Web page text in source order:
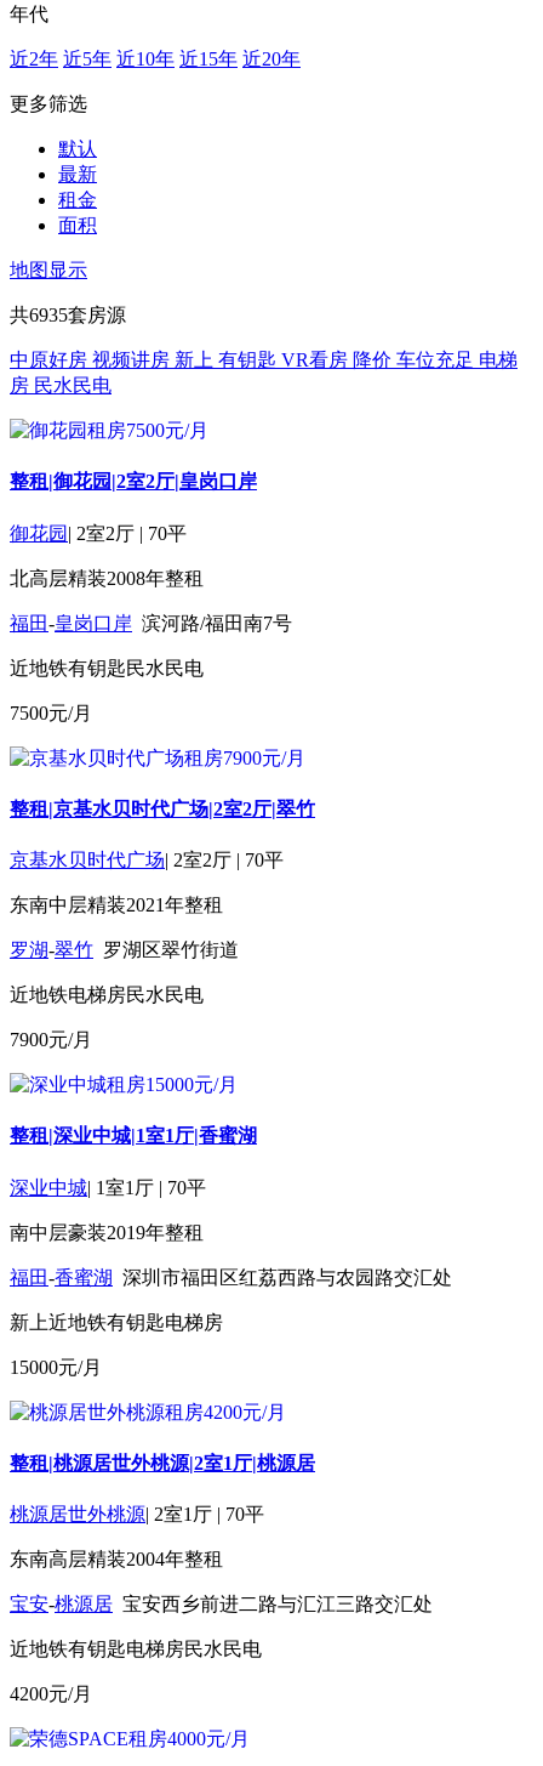
年代
近2年 近5年 近10年 近15年 近20年
更多筛选
默认
最新
租金
面积
地图显示
共6935套房源
中原好房 视频讲房 新上 有钥匙 VR看房 降价 车位充足 电梯
房 民水民电
整租|御花园|2室2厅|皇岗口岸
御花园 | 2室2厅 | 70平
北高层精装2008年整租
福田-皇岗口岸 滨河路/福田南7号
近地铁有钥匙民水民电
7500元/月
整租|京基水贝时代广场|2室2厅|翠竹
京基水贝时代广场| 2室2厅 | 70平
东南中层精装2021年整租
罗湖-翠竹 罗湖区翠竹街道
近地铁电梯房民水民电
7900元/月
整租|深业中城|1室1厅|香蜜湖
深业中城| 1室1厅 | 70平
南中层豪装2019年整租
福田-香蜜湖 深圳市福田区红荔西路与农园路交汇处
新上近地铁有钥匙电梯房
15000元/月
整租|桃源居世外桃源|2室1厅|桃源居
桃源居世外桃源| 2室1厅 | 70平
东南高层精装2004年整租
宝安-桃源居 宝安西乡前进二路与汇江三路交汇处
近地铁有钥匙电梯房民水民电
4200元/月